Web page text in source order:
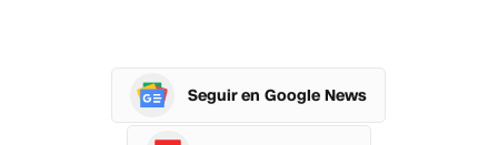
Seguir en Google News